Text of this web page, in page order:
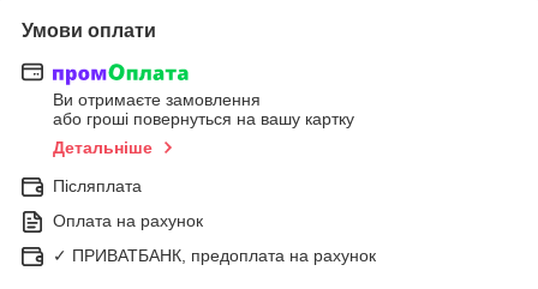
Умови оплати
Ви отримаєте замовлення
або гроші повернуться на вашу картку
Детальніше
Післяплата
Оплата на рахунок
✓ ПРИВАТБАНК, предоплата на рахунок